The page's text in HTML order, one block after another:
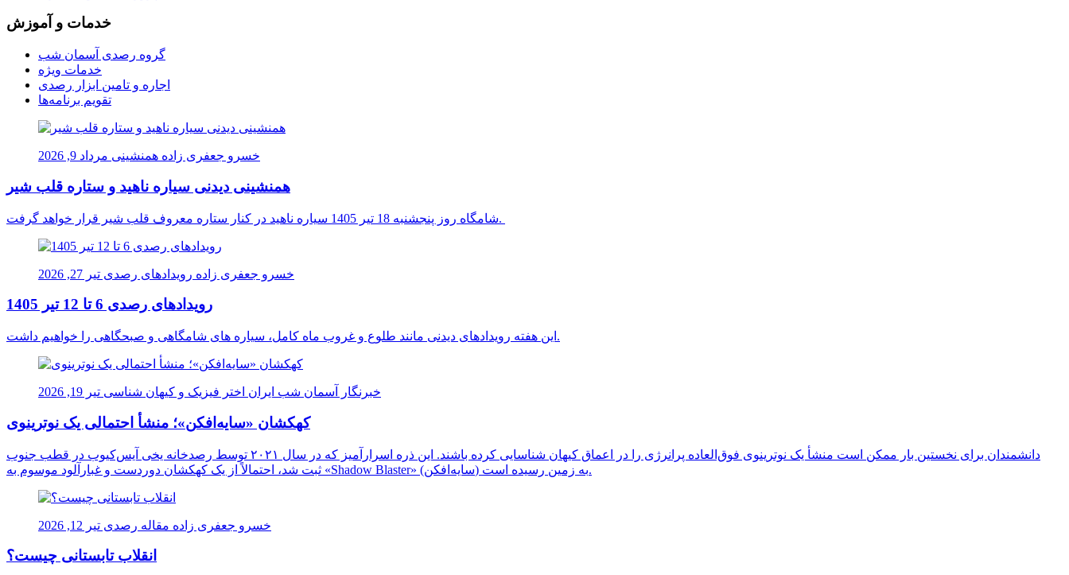
خدمات و آموزش
گروه رصدی آسمان شب
خدمات ویژه
اجاره و تامین ابزار رصدی
تقویم برنامه‌ها
خسرو جعفری زاده همنشینی مرداد 9, 2026
همنشینی دیدنی سیاره ناهید و ستاره قلب شیر
شامگاه روز پنجشنبه 18 تیر 1405 سیاره ناهید در کنار ستاره معروف قلب شیر قرار خواهد گرفت.
خسرو جعفری زاده رویدادهای رصدی تیر 27, 2026
رویدادهای رصدی 6 تا 12 تیر 1405
این هفته رویدادهای دیدنی مانند طلوع و غروب ماه کامل، سیاره های شامگاهی و صبحگاهی را خواهیم داشت.
خبرنگار آسمان شب ایران اختر فیزیک و کیهان شناسی تیر 19, 2026
کهکشان «سایه‌افکن»؛ منشأ احتمالی یک نوترینوی
دانشمندان برای نخستین بار ممکن است منشأ یک نوترینوی فوق‌العاده پرانرژی را در اعماق کیهان شناسایی کرده باشند. این ذره اسرارآمیز که در سال ۲۰۲۱ توسط رصدخانه یخی آیس‌کیوب در قطب جنوب
ثبت شد، احتمالاً از یک کهکشان دوردست و غبارآلود موسوم به «Shadow Blaster» (سایه‌افکن) به زمین رسیده است.
خسرو جعفری زاده مقاله رصدی تیر 12, 2026
انقلاب تابستانی چیست؟